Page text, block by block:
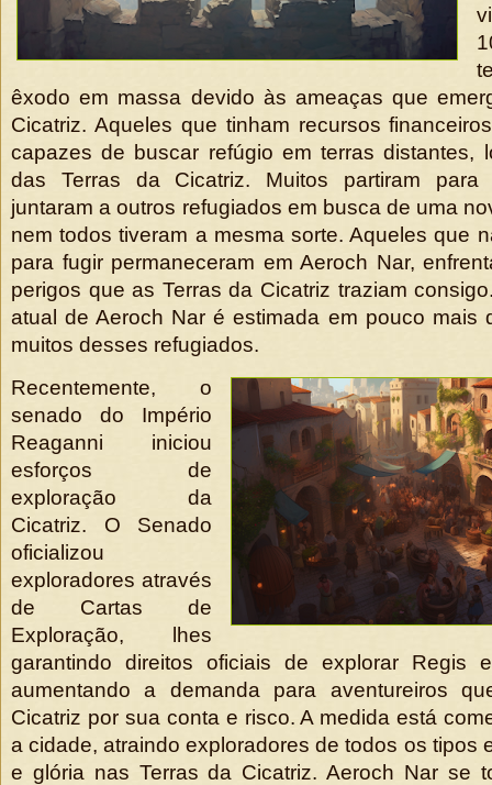
êxodo em massa devido às ameaças que
Cicatriz. Aqueles que tinham recursos
capazes de buscar refúgio em terras distantes,
das Terras da Cicatriz. Muitos partiram
juntaram a outros refugiados em busca de uma
nem todos tiveram a mesma sorte. Aqueles que
para fugir permaneceram em Aeroch Nar,
perigos que as Terras da Cicatriz traziam
atual de Aeroch Nar é estimada em pouco mais
muitos desses refugiados.
Recentemente, o
senado do Império
Reaganni iniciou
esforços de
exploração da
Cicatriz. O Senado
oficializou
exploradores através
de Cartas de
Exploração, lhes
garantindo direitos oficiais de explorar Regis
aumentando a demanda para aventureiros
Cicatriz por sua conta e risco. A medida está
a cidade, atraindo exploradores de todos os tipos
e glória nas Terras da Cicatriz. Aeroch Nar se